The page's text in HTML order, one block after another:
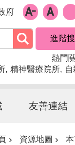
府
進階
熱門
精神醫療院所
友善連結
資源地圖